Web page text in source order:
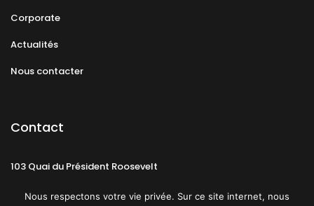
Corporate
Actualités
Nous contacter
Contact
103 Quai du Président Roosevelt
Nous respectons votre vie privée. Sur ce site internet, nous